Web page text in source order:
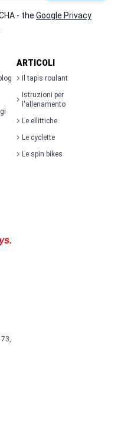
- the Google Privacy
ARTICOLI
Il tapis roulant
Istruzioni per
l'allenamento
Le ellittiche
Le cyclette
Le spin bikes